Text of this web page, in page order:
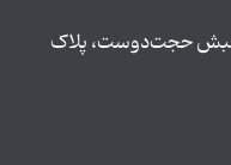
نبش حجت‌دوست، پلاک